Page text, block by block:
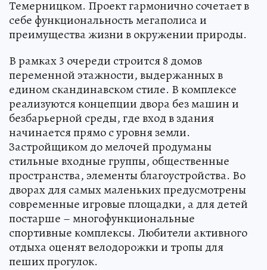
Темерницком. Проект гармонично сочетает в
себе функциональность мегаполиса и
преимущества жизни в окружении природы.
В рамках 3 очереди строится 8 домов
переменной этажности, выдержанных в
едином скандинавском стиле. В комплексе
реализуются концепции двора без машин и
безбарьерной среды, где вход в здания
начинается прямо с уровня земли.
Застройщиком до мелочей продуманы
стильные входные группы, общественные
пространства, элементы благоустройства. Во
дворах для самых маленьких предусмотрены
современные игровые площадки, а для детей
постарше – многофункциональные
спортивные комплексы. Любители активного
отдыха оценят велодорожки и тропы для
пеших прогулок.